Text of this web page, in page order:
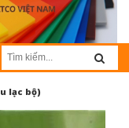
lạc bộ)